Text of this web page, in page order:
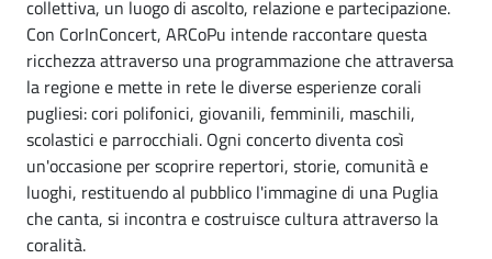
collettiva, un luogo di ascolto, relazione e partecipazione.
Con CorInConcert, ARCoPu intende raccontare questa
ricchezza attraverso una programmazione che attraversa
la regione e mette in rete le diverse esperienze corali
pugliesi: cori polifonici, giovanili, femminili, maschili,
scolastici e parrocchiali. Ogni concerto diventa così
un'occasione per scoprire repertori, storie, comunità e
luoghi, restituendo al pubblico l'immagine di una Puglia
che canta, si incontra e costruisce cultura attraverso la
coralità.